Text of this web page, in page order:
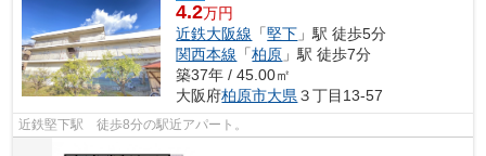
4.2万円
近鉄大阪線 「堅下 」駅 徒歩5分
関西本線 「柏原 」駅 徒歩7分
築37年 / 45.00㎡
大阪府柏原市大県 ３丁目13-57
近鉄堅下駅 徒歩8分の駅近アパート。